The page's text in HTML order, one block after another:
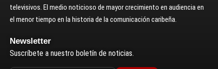
televisivos. El medio noticioso de mayor crecimiento en audiencia en
el menor tiempo en la historia de la comunicación caribeña.
Newsletter
Suscríbete a nuestro boletín de noticias.